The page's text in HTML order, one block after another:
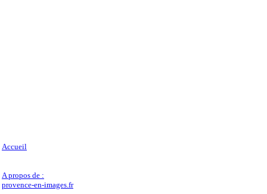
Accueil
A propos de :
provence-en-images.fr